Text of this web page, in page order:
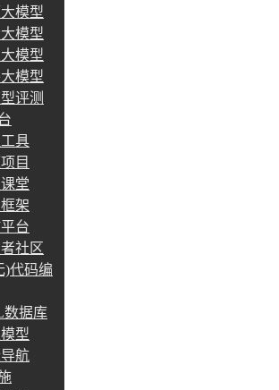
模型
模型
模型
模型
评测
具
目
堂
架
台
社区
)代码编
数据库
型
航